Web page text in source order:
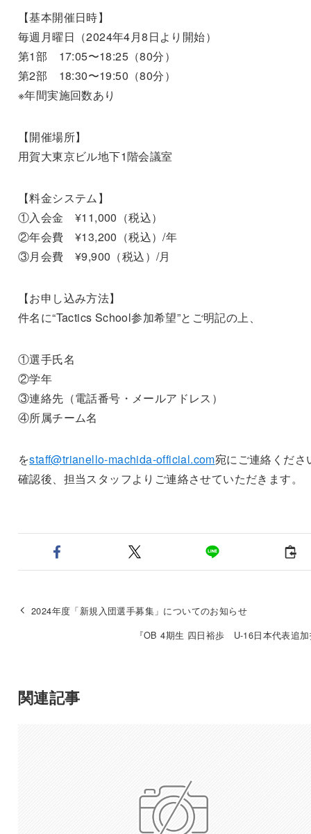
【基本開催日時】
毎週月曜日（2024年4月8日より開始）
第1部 17:05〜18:25（80分）
第2部 18:30〜19:50（80分）
※年間実施回数あり
【開催場所】
用賀大東京ビル地下1階会議室
【料金システム】
①入会金 ¥11,000（税込）
②年会費 ¥13,200（税込）/年
③月会費 ¥9,900（税込）/月
【お申し込み方法】
件名に“Tactics School参加希望”とご明記の上、
①選手氏名
②学年
③連絡先（電話番号・メールアドレス）
④所属チーム名
をstaff@trianello-machida-official.com宛にご連絡くださ
確認後、担当スタッフよりご連絡させていただきます。
2024年度「新規入団選手募集」についてのお知らせ
『OB 4期生 四日裕歩 U-16日本代表追
関連記事